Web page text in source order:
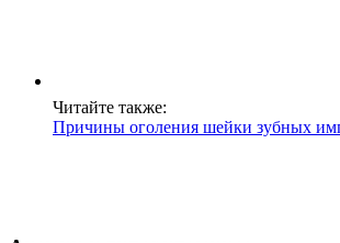
Читайте также:
Причины оголения шейки зубных